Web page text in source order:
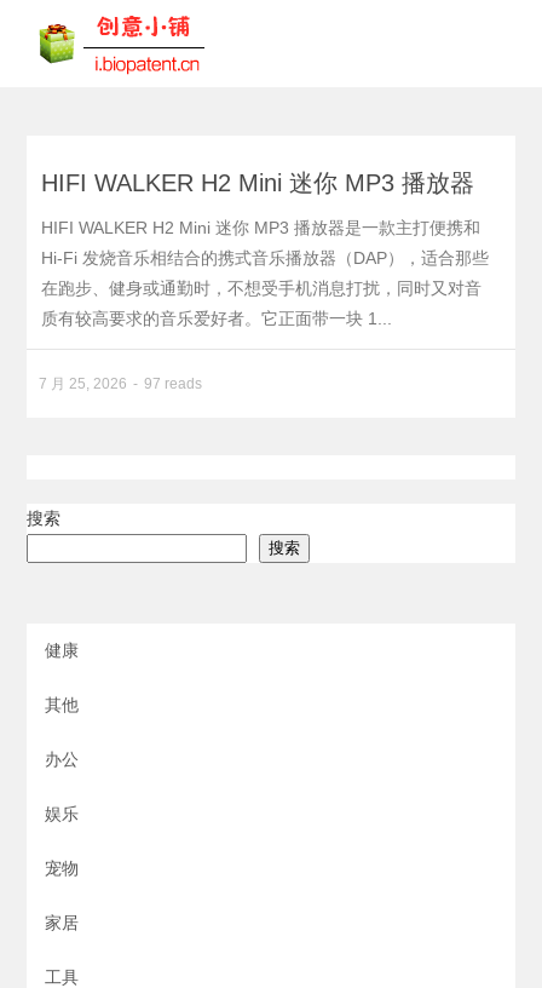
HIFI WALKER H2 Mini 迷你 MP3 播放器
HIFI WALKER H2 Mini 迷你 MP3 播放器是一款主打便携和
Hi-Fi 发烧音乐相结合的携式音乐播放器（DAP），适合那些
在跑步、健身或通勤时，不想受手机消息打扰，同时又对音
质有较高要求的音乐爱好者。它正面带一块 1...
7 月 25, 2026 97 reads
搜索
搜索
健康
其他
办公
娱乐
宠物
家居
工具